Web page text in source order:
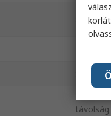
Szálak
távolság